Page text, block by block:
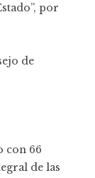
por
de
con 66
de las